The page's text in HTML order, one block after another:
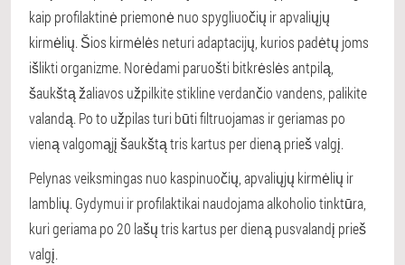
kaip profilaktinė priemonė nuo spygliuočių ir apvaliųjų
kirmėlių. Šios kirmėlės neturi adaptacijų, kurios padėtų joms
išlikti organizme. Norėdami paruošti bitkrėslės antpilą,
šaukštą žaliavos užpilkite stikline verdančio vandens, palikite
valandą. Po to užpilas turi būti filtruojamas ir geriamas po
vieną valgomąjį šaukštą tris kartus per dieną prieš valgį.
Pelynas veiksmingas nuo kaspinuočių, apvaliųjų kirmėlių ir
lamblių. Gydymui ir profilaktikai naudojama alkoholio tinktūra,
kuri geriama po 20 lašų tris kartus per dieną pusvalandį prieš
valgį.